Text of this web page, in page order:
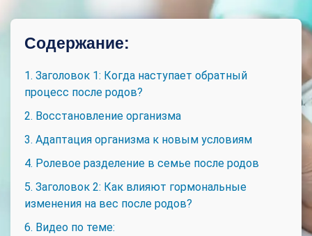
Содержание:
1. Заголовок 1: Когда наступает обратный
процесс после родов?
2. Восстановление организма
3. Адаптация организма к новым условиям
4. Ролевое разделение в семье после родов
5. Заголовок 2: Как влияют гормональные
изменения на вес после родов?
6. Видео по теме: